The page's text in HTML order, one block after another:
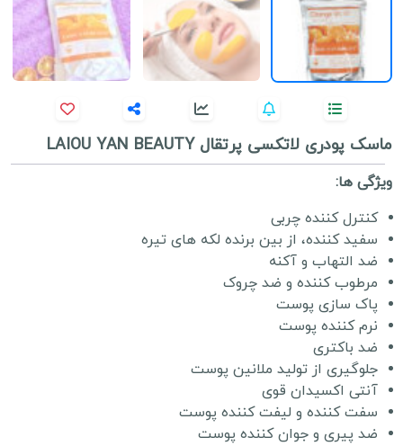
ماسک پودری لاتکسی پرتقال LAIOU YAN BEAUTY
ویژگی ها:
کنترل کننده چربی
سفید کننده، از بین برنده لکه های تیره
ضد التهاب و آکنه
مرطوب کننده و ضد چروک
پاک سازی پوست
نرم کننده پوست
ضد باکتری
جلوگیری از تولید ملانین پوست
آنتی اکسیدان قوی
سفت کننده و لیفت کننده پوست
ضد پیری و جوان کننده پوست